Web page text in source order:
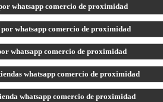
whatsapp comercio de proximidad
whatsapp comercio de proximidad
whatsapp comercio de proximidad
whatsapp comercio de proximidad
whatsapp comercio de proximidad